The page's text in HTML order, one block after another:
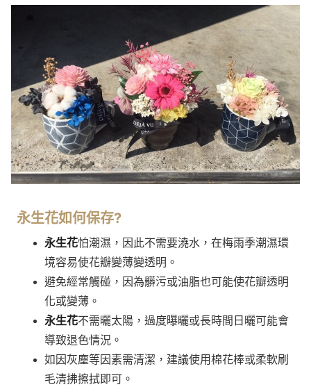
永生花如何保存?
永生花怕潮濕，因此不需要澆水，在梅雨季潮濕環
境容易使花瓣變薄變透明。
避免經常觸碰，因為髒污或油脂也可能使花瓣透明
化或變薄。
永生花不需曬太陽，過度曝曬或長時間日曬可能會
導致退色情況。
如因灰塵等因素需清潔，建議使用棉花棒或柔軟刷
毛清拂擦拭即可。